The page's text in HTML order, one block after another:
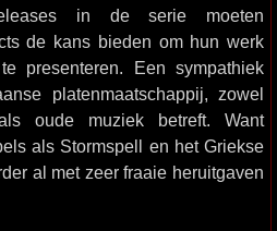
in de serie moeten
de kans bieden om hun werk
presenteren. Een sympathiek
platenmaatschappij, zowel
oude muziek betreft. Want
als Stormspell en het Griekse
al met zeer fraaie heruitgaven